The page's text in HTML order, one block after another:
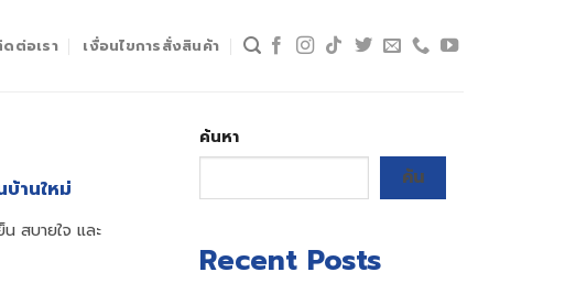
ต่อเรา เงื่อนไขการสั่งสินค้า
านใหม่
สบายใจ และ
ค้นหา
ค้น
Recent Posts